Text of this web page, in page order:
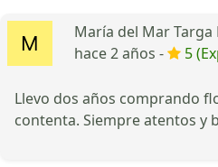
María del Mar Targa
hace 2 años -
5
Llevo dos años comprando
contenta. Siempre atentos y